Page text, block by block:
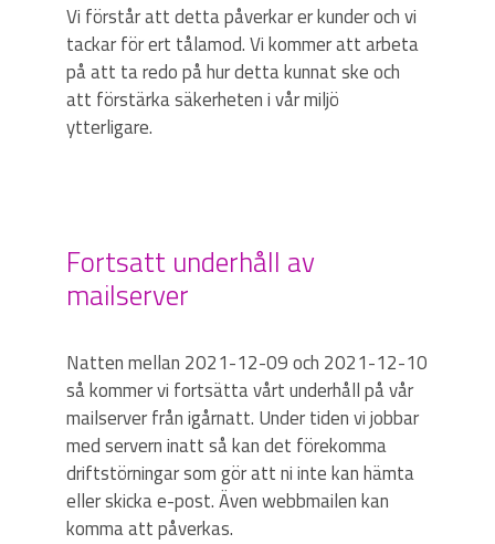
Vi förstår att detta påverkar er kunder och vi
tackar för ert tålamod. Vi kommer att arbeta
på att ta redo på hur detta kunnat ske och
att förstärka säkerheten i vår miljö
ytterligare.
Fortsatt underhåll av
mailserver
Natten mellan 2021-12-09 och 2021-12-10
så kommer vi fortsätta vårt underhåll på vår
mailserver från igårnatt. Under tiden vi jobbar
med servern inatt så kan det förekomma
driftstörningar som gör att ni inte kan hämta
eller skicka e-post. Även webbmailen kan
komma att påverkas.